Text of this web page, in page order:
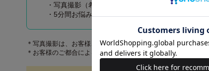
・写真撮影（希望者）
・5分間お悩み相談
＊写真撮影は、お客様ご自身の撮影機器（スマホ・カメラ）を
＊お客様のご都合による撮り直しは不可とさせていただきます